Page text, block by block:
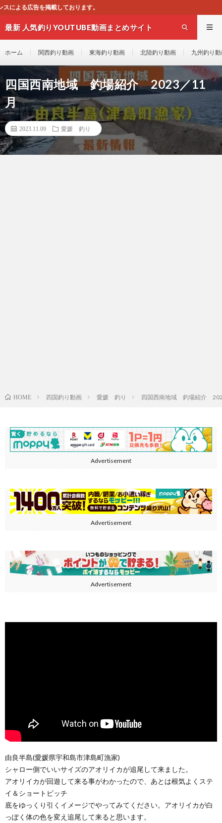
。
最新 人気釣りYOUTUBE動画まとめサイト
ホーム 関西釣り動画 東海釣り動画 北陸釣り動画 九州釣り
四国西南地域 釣場紹介 2023／11
月
2023.11.09 愛媛 釣り
HOME 四国釣り動画 愛媛 釣り 四国西南地域 釣場紹介
Advertisement
Advertisement
Advertisement
由良半島(愛媛県宇和島市津島町漁家)
シャロー側でいいサイズのアオリイカが追尾して来ました。
アオリイカが回遊して来る事がわかったので、あとは根気よくステ
イ＆ショートピッチ
底をゆっくり引くイメージでやってみてください。アオリイカが白
っぽく体の色を変え追尾して来ると思います。